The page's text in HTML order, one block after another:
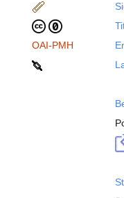
OAI-PMH